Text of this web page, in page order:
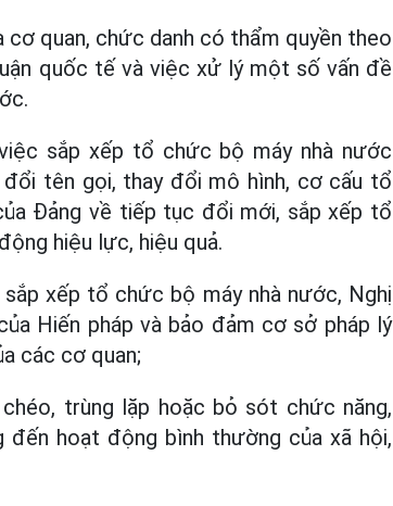
cơ quan, chức danh có thẩm quyền theo
quốc tế và việc xử lý một số vấn đề
sắp xếp tổ chức bộ máy nhà nước
tên gọi, thay đổi mô hình, cơ cấu tổ
Đảng về tiếp tục đổi mới, sắp xếp tổ
hiệu lực, hiệu quả.
xếp tổ chức bộ máy nhà nước, Nghị
Hiến pháp và bảo đảm cơ sở pháp lý
các cơ quan;
trùng lặp hoặc bỏ sót chức năng,
đến hoạt động bình thường của xã hội,